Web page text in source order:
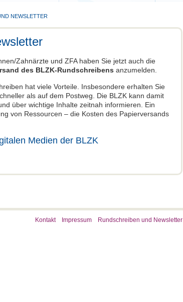
NEWSLETTER
Zahnärzte und ZFA haben Sie jetzt auch die
des BLZK-Rundschreibens anzumelden.
hat viele Vorteile. Insbesondere erhalten Sie
als auf dem Postweg. Die BLZK kann damit
über wichtige Inhalte zeitnah informieren. Ein
von Ressourcen – die Kosten des Papierversands
Medien der BLZK
Kontakt Impressum Rundschreiben und Newsletter